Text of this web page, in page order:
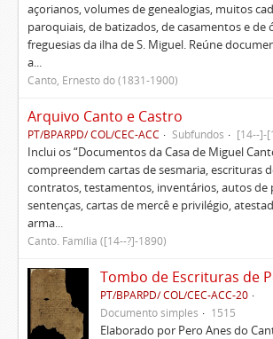
açorianos, volumes de genealogias, muitos
paroquiais, de batizados, de casamentos e de
freguesias da ilha de S. Miguel. Reúne
a...
Canto, Ernesto do (1831-1900)
Arquivo Canto e Castro
PT/BPARPD/ COL/CEC-ACC Subfundos [14--]-
Inclui os “Documentos da Casa de Miguel
compreendem cartas de sesmaria, escrituras
contratos, testamentos, inventários, autos de
sentenças, cartas de mercê e privilégio,
arma...
Canto. Família ([14--?]-1890)
PT/BPARPD/ COL/CEC-ACC-20
Documento simples
1515
Elaborado por Pero Anes do